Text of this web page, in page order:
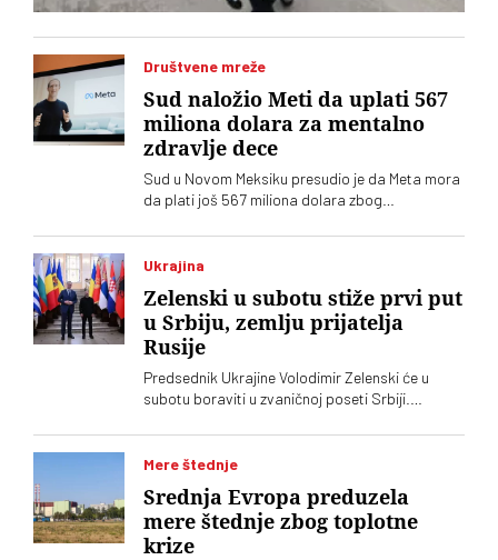
Društvene mreže
Sud naložio Meti da uplati 567
miliona dolara za mentalno
zdravlje dece
Sud u Novom Meksiku presudio je da Meta mora
da plati još 567 miliona dolara zbog
platformama. Kompnija odbacuje optužbe i
najavljuje žalbu
Ukrajina
Zelenski u subotu stiže prvi put
u Srbiju, zemlju prijatelja
Rusije
Predsednik Ukrajine Volodimir Zelenski će u
subotu boraviti u zvaničnoj poseti Srbiji.
Vučić, saopštila je služba za saradnju sa
medijima šefa srpske države
Mere štednje
Srednja Evropa preduzela
mere štednje zbog toplotne
krize